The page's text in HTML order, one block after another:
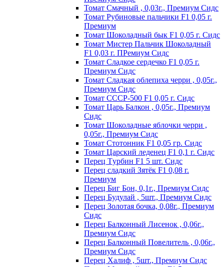
Томат Смачный , 0,03г., Премиум Сидс
Томат Рyбинoвыe пaльчики F1 0,05 г.
Пpeмиyм
Томат Шоколадный бык F1 0,05 г. Сидс
Томат Мистер Пальчик Шоколадный
F1 0,03 г. ПРемиум Сидс
Томат Сладкое сердечко F1 0,05 г.
Премиум Сидс
Томат Сладкая облепиха черри , 0,05г.,
Премиум Сидс
Томат СССР-500 F1 0,05 г. Сидс
Томат Царь Балкон , 0,05г., Премиум
Сидс
Томат Шоколадные яблочки черри ,
0,05г., Премиум Сидс
Томат Стотонник F1 0,05 гр. Сидс
Томат Царский леденец F1 0,1 г. Сидс
Перец Tурбин F1 5 шт. Сидс
Перец сладкий Зятёк F1 0,08 г.
Премиум
Перец Биг Бон, 0,1г., Премиум Сидс
Перец Будулай , 5шт., Премиум Сидс
Перец Золотая бочка, 0,08г., Премиум
Сидс
Перец Балконный Лисенок , 0,06г.,
Премиум Сидс
Перец Балконный Повелитель , 0,06г.,
Премиум Сидс
Перец Халиф , 5шт., Премиум Сидс